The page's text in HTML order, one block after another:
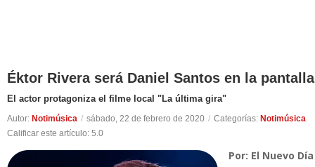
Éktor Rivera será Daniel Santos en la
El actor protagoniza el filme local "La última gira"
Autor: Notimúsica / sábado, 22 de febrero de 2020 / Categorías: Notimúsica
Calificar este artículo: 5.0
Por: El Nuevo